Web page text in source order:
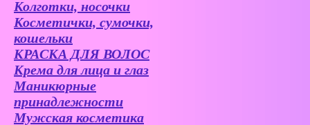
Колготки, носочки
Косметички, сумочки,
кошельки
КРАСКА ДЛЯ ВОЛОС
Крема для лица и глаз
Маникюрные
принадлежности
Мужская косметика